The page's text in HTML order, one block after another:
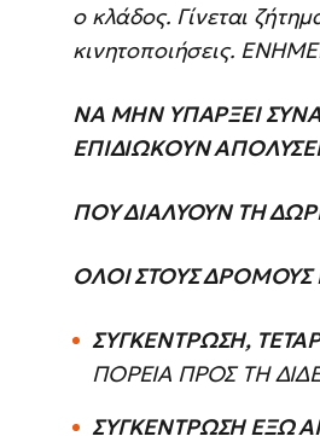
ο κλάδος. Γίνεται
κινητοποιήσεις.
ΝΑ ΜΗΝ ΥΠΑΡΞΕΙ
ΕΠΙΔΙΩΚΟΥΝ
ΠΟΥ ΔΙΑΛΥΟΥΝ ΤΗ
ΟΛΟΙ ΣΤΟΥΣ ΔΡΟΜΟΥΣ
ΣΥΓΚΕΝΤΡΩΣΗ,
ΠΟΡΕΙΑ ΠΡΟΣ ΤΗ
ΣΥΓΚΕΝΤΡΩΣΗ ΕΞΩ